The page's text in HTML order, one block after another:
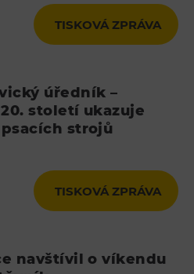
TISKOVÁ ZPRÁVA
úředník –
století ukazuje
strojů
TISKOVÁ ZPRÁVA
navštívil o víkendu